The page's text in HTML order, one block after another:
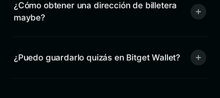
¿Cómo obtener una dirección de billetera
maybe?
¿Puedo guardarlo quizás en Bitget Wallet?